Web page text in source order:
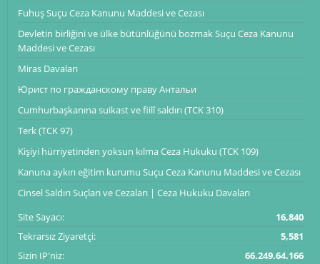
Fuhuş Suçu Ceza Kanunu Maddesi ve Cezası
Devletin birliğini ve ülke bütünlüğünü bozmak Suçu Ceza Kanunu
Maddesi ve Cezası
Miras Davaları
Юрист по гражданскому праву Антальи
Cumhurbaşkanına suikast ve fiilî saldırı (TCK 310)
Terk (TCK 97)
Kişiyi hürriyetinden yoksun kılma Ceza Hukuku (TCK 109)
Kanuna aykırı eğitim kurumu Suçu Ceza Kanunu Maddesi ve Cezası
Cinsel Saldırı Suçları ve Cezaları | Ceza Hukuku Davaları
Site Sayacı:
16,840
Tekrarsız Ziyaretçi:
5,581
Sizin IP'niz:
66.249.64.166